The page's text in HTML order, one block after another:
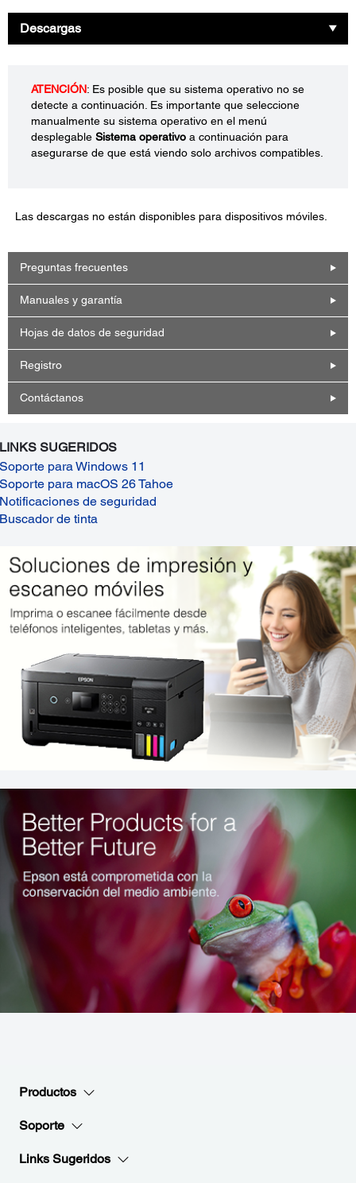
Descargas
ATENCIÓN: Es posible que su sistema operativo no se
detecte a continuación. Es importante que seleccione
manualmente su sistema operativo en el menú
desplegable Sistema operativo a continuación para
asegurarse de que está viendo solo archivos compatibles.
Las descargas no están disponibles para dispositivos móviles.
Preguntas frecuentes
Manuales y garantía
Hojas de datos de seguridad
Registro
Contáctanos
LINKS SUGERIDOS
Soporte para Windows 11
Soporte para macOS 26 Tahoe
Notificaciones de seguridad
Buscador de tinta
Productos
Soporte
Links Sugeridos